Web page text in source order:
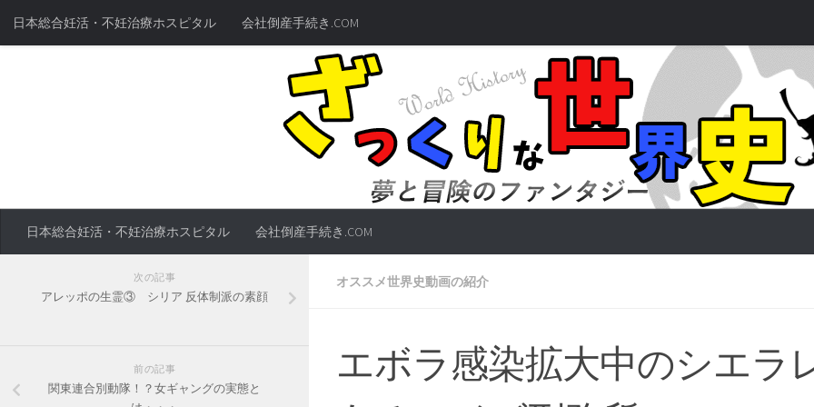
日本総合妊活・不妊治療ホスピタル 会社倒産手続き.COM
日本総合妊活・不妊治療ホスピタル 会社倒産手続き.COM
オススメ世界史動画の紹介
エボラ感染拡大中のシエラ
次の記事
アレッポの生霊③ シリア 反体制派の素顔
前の記事
関東連合別動隊！？女ギャングの実態と